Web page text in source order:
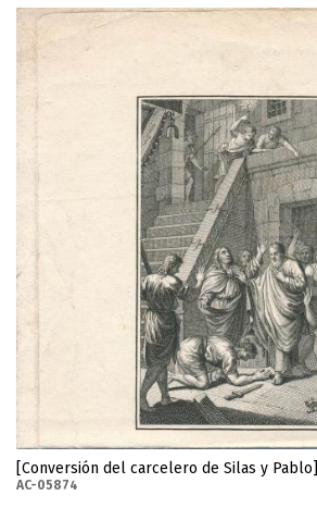
[Conversión del carcelero de Silas y Pablo]
AC-05874